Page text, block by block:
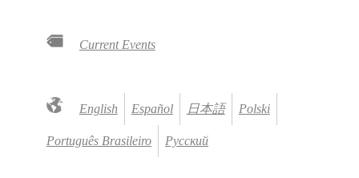
Current Events
English Español 日本語 Polski
Português Brasileiro Русский